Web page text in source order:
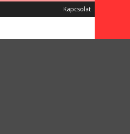
Kapcsolat